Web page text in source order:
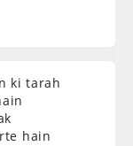
ki tarah
hain